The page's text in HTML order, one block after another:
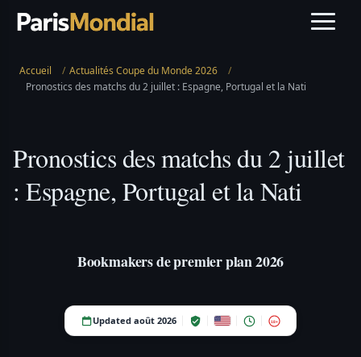
Accueil / Actualités Coupe du Monde 2026
/
Pronostics des matchs du 2 juillet : Espagne, Portugal et la Nati
Pronostics des matchs du 2 juillet
: Espagne, Portugal et la Nati
Bookmakers de premier plan 2026
Updated août 2026 18+